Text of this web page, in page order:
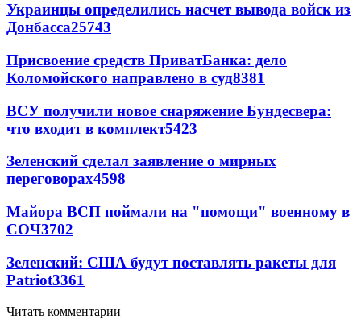
Украинцы определились насчет вывода войск из
Донбасса25743
Присвоение средств ПриватБанка: дело
Коломойского направлено в суд8381
ВСУ получили новое снаряжение Бундесвера:
что входит в комплект5423
Зеленский сделал заявление о мирных
переговорах4598
Майора ВСП поймали на "помощи" военному в
СОЧ3702
Зеленский: США будут поставлять ракеты для
Patriot3361
Читать комментарии